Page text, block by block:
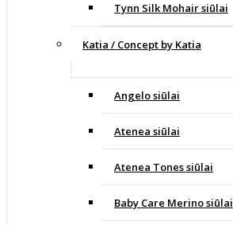
Tynn Silk Mohair siūlai
Katia / Concept by Katia
Angelo siūlai
Atenea siūlai
Atenea Tones siūlai
Baby Care Merino siūlai